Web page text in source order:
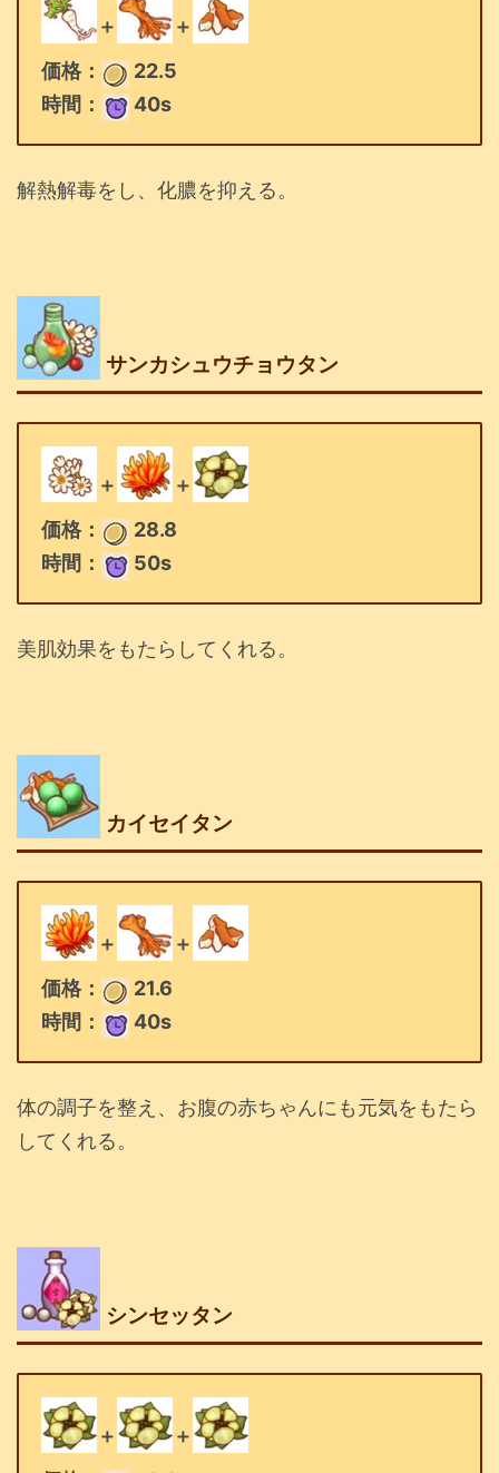
＋
＋
価格：
22.5
時間：
40s
解熱解毒をし、化膿を抑える。
サンカシュウチョウタン
＋
＋
価格：
28.8
時間：
50s
美肌効果をもたらしてくれる。
カイセイタン
＋
＋
価格：
21.6
時間：
40s
体の調子を整え、お腹の赤ちゃんにも元気をもたら
してくれる。
シンセッタン
＋
＋